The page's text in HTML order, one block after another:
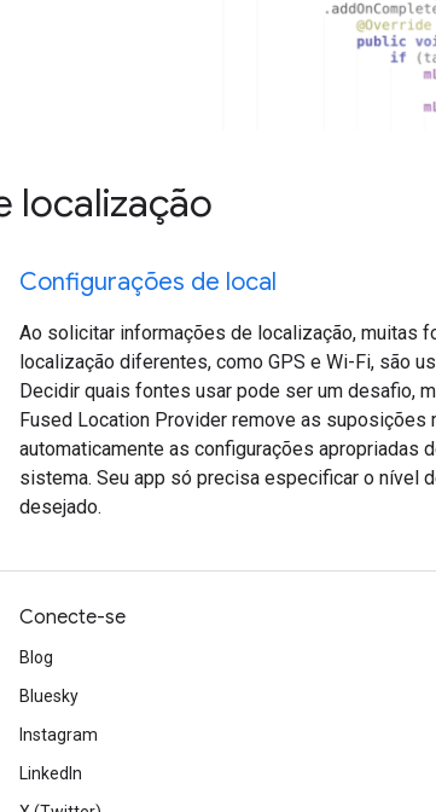
localização
Configurações de local
Ao solicitar informações de localização, muitas
localização diferentes, como GPS e Wi-Fi, são
Decidir quais fontes usar pode ser um desafio,
Fused Location Provider remove as suposições
automaticamente as configurações apropriadas
sistema. Seu app só precisa especificar o nível
desejado.
Conecte-se
Blog
Bluesky
Instagram
LinkedIn